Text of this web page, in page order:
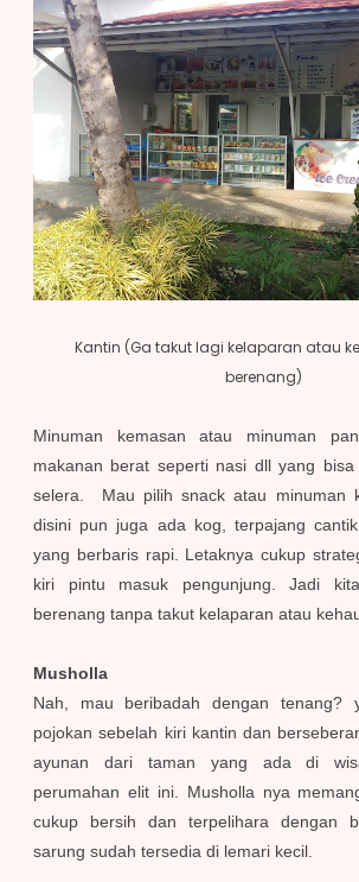
Kantin (Ga takut lagi kelaparan atau
berenang)
Minuman kemasan atau minuman
makanan berat seperti nasi dll yang
selera. Mau pilih snack atau minuman
disini pun juga ada kog, terpajang
yang berbaris rapi. Letaknya cukup
kiri pintu masuk pengunjung. Jadi
berenang tanpa takut kelaparan atau
Musholla
Nah, mau beribadah dengan tenang?
pojokan sebelah kiri kantin dan
ayunan dari taman yang ada di
perumahan elit ini. Musholla nya
cukup bersih dan terpelihara dengan
sarung sudah tersedia di lemari kecil.